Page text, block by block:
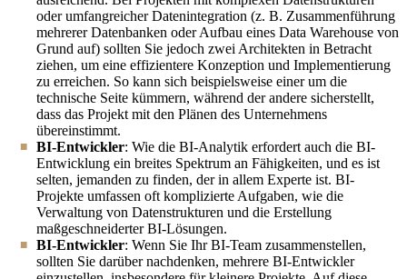
oder umfangreicher Datenintegration (z. B. Zusammenführung
mehrerer Datenbanken oder Aufbau eines Data Warehouse von
Grund auf) sollten Sie jedoch zwei Architekten in Betracht
ziehen, um eine effizientere Konzeption und Implementierung
zu erreichen. So kann sich beispielsweise einer um die
technische Seite kümmern, während der andere sicherstellt,
dass das Projekt mit den Plänen des Unternehmens
übereinstimmt.
BI-Entwickler: Wie die BI-Analytik erfordert auch die BI-
Entwicklung ein breites Spektrum an Fähigkeiten, und es ist
selten, jemanden zu finden, der in allem Experte ist. BI-
Projekte umfassen oft komplizierte Aufgaben, wie die
Verwaltung von Datenstrukturen und die Erstellung
maßgeschneiderter BI-Lösungen.
BI-Entwickler: Wenn Sie Ihr BI-Team zusammenstellen,
sollten Sie darüber nachdenken, mehrere BI-Entwickler